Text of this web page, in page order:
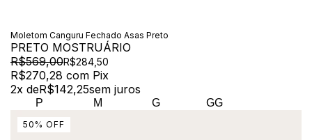
Moletom Canguru Fechado Asas Preto
PRETO MOSTRUÁRIO
R$569,00R$284,50
R$270,28 com Pix
2x deR$142,25sem juros
P M G GG
50 % OFF